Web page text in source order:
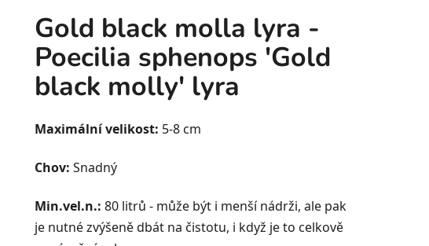
Gold black molla lyra -
Poecilia sphenops 'Gold
black molly' lyra
Maximální velikost: 5-8 cm
Chov: Snadný
Min.vel.n.: 80 litrů - může být i menší nádrži, ale pak
je nutné zvýšeně dbát na čistotu, i když je to celkově